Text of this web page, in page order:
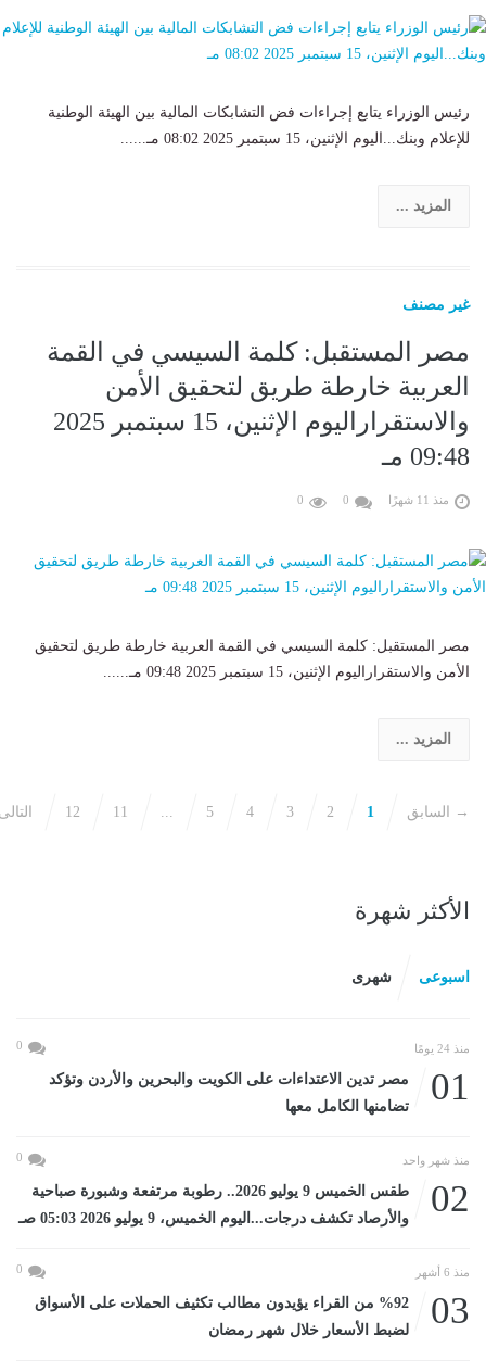
رئيس الوزراء يتابع إجراءات فض التشابكات المالية بين الهيئة الوطنية
للإعلام وبنك...اليوم الإثنين، 15 سبتمبر 2025 08:02 مـ......
المزيد ...
غير مصنف
مصر المستقبل: كلمة السيسي في القمة
العربية خارطة طريق لتحقيق الأمن
والاستقراراليوم الإثنين، 15 سبتمبر 2025
09:48 مـ
منذ 11 شهرًا 0
0
مصر المستقبل: كلمة السيسي في القمة العربية خارطة طريق لتحقيق
الأمن والاستقراراليوم الإثنين، 15 سبتمبر 2025 09:48 مـ......
المزيد ...
→ السابق 1
2
3
4
5
...
11
12
الأكثر شهرة
اسبوعى شهرى
منذ 24 يومًا 0
01
مصر تدين الاعتداءات على الكويت والبحرين والأردن وتؤكد
تضامنها الكامل معها
منذ شهر واحد 0
02
طقس الخميس 9 يوليو 2026.. رطوبة مرتفعة وشبورة صباحية
والأرصاد تكشف درجات...اليوم الخميس، 9 يوليو 2026 05:03 صـ
منذ 6 أشهر 0
03
%92 من القراء يؤيدون مطالب تكثيف الحملات على الأسواق
لضبط الأسعار خلال شهر رمضان